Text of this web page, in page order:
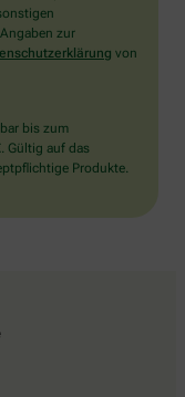
zur
von
bis zum
Gültig auf das
Produkte.